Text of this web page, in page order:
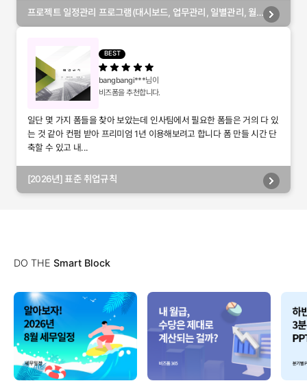
프로젝트 일정관리 프로그램(대시보드, 업무관리, 일별관리, 월
BEST
bangbangi***님이
비즈폼을 추천합니다.
일단 몇 가지 폼들을 찾아 보았는데 인사팀에서 필요한 폼들은 거의 다 있
는 것 같아 컨펌 받아 프리미엄 1년 이용해보려고 합니다 폼 만들 시간 단
축할 수 있고 내...
[2026년] 표준 취업규칙
DO THE Smart Block